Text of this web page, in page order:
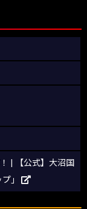
| 【公式】大沼国
」